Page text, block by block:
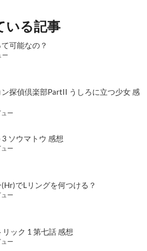
いる記事
可能なの？
ー
探偵倶楽部PartII うしろに立つ少女 感
ー
3 ソウマトウ 感想
ー
(Hr)でLリングを何つける？
ー
リック 1 第七話 感想
ー